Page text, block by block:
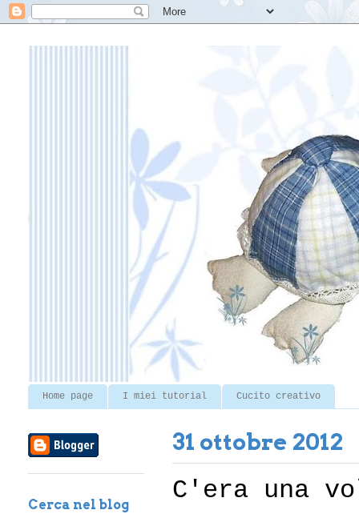
Home page I miei tutorial Cucito creativo
31 ottobre 2012
C'era una
Cerca nel blog